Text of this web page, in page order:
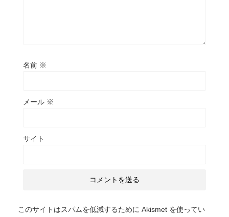
名前 ※
メール ※
サイト
このサイトはスパムを低減するために Akismet を使ってい